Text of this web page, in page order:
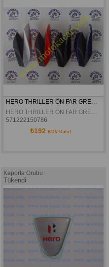
571222150786
₺192 KDV Dahil
Kaporta Grubu
Tükendi